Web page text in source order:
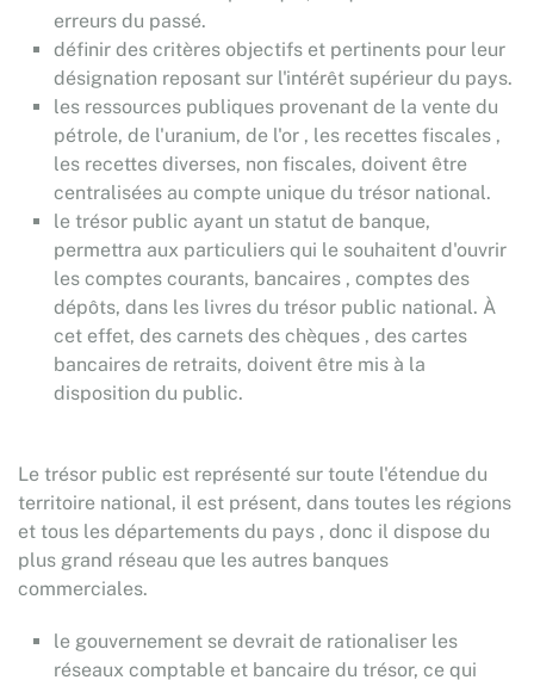
erreurs du passé.
définir des critères objectifs et pertinents pour leur
désignation reposant sur l'intérêt supérieur du pays.
les ressources publiques provenant de la vente du
pétrole, de l'uranium, de l'or , les recettes fiscales ,
les recettes diverses, non fiscales, doivent être
centralisées au compte unique du trésor national.
le trésor public ayant un statut de banque,
permettra aux particuliers qui le souhaitent d'ouvrir
les comptes courants, bancaires , comptes des
dépôts, dans les livres du trésor public national. À
cet effet, des carnets des chèques , des cartes
bancaires de retraits, doivent être mis à la
disposition du public.
Le trésor public est représenté sur toute l'étendue du
territoire national, il est présent, dans toutes les régions
et tous les départements du pays , donc il dispose du
plus grand réseau que les autres banques
commerciales.
le gouvernement se devrait de rationaliser les
réseaux comptable et bancaire du trésor, ce qui